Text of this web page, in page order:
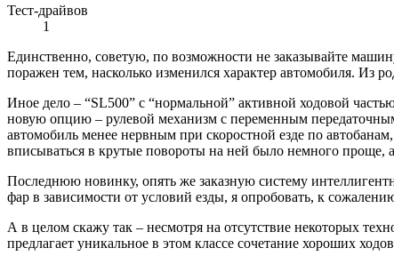
Тест-драйвов
1
Единственно, советую, по возможности не заказывайте
поражен тем, насколько изменился характер автомобиля. Из
Иное дело – “SL500” с “нормальной” активной ходовой
новую опцию – рулевой механизм с переменным
автомобиль менее нервным при скоростной езде по
вписываться в крутые повороты на ней было немного проще,
Последнюю новинку, опять же заказную cистему
фар в зависимости от условий езды, я опробовать, к
А в целом скажу так – несмотря на отсутствие некоторых
предлагает уникальное в этом классе сочетание хороших